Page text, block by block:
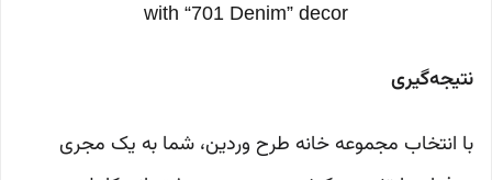
with “701 Denim” decor
نتیجه‌گیری
با انتخاب مجموعه خانه طرح وردین، شما به یک مجری